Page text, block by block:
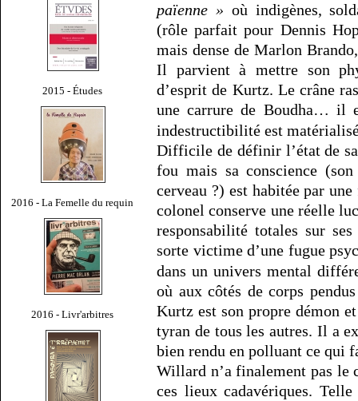
2015 - Études
2016 - La Femelle du requin
2016 - Livr'arbitres
païenne » où indigènes,
(rôle parfait pour Dennis
mais dense de Marlon
Il parvient à mettre son
d’esprit de Kurtz. Le crâne
une carrure de Boudha… il
indestructibilité est
Difficile de définir l’état de
fou mais sa conscience
cerveau ?) est habitée par
colonel conserve une réelle
responsabilité totales sur
sorte victime d’une fugue
dans un univers mental
où aux côtés de corps
Kurtz est son propre démon
tyran de tous les autres. Il a
bien rendu en polluant ce qui
Willard n’a finalement pas
ces lieux cadavériques.